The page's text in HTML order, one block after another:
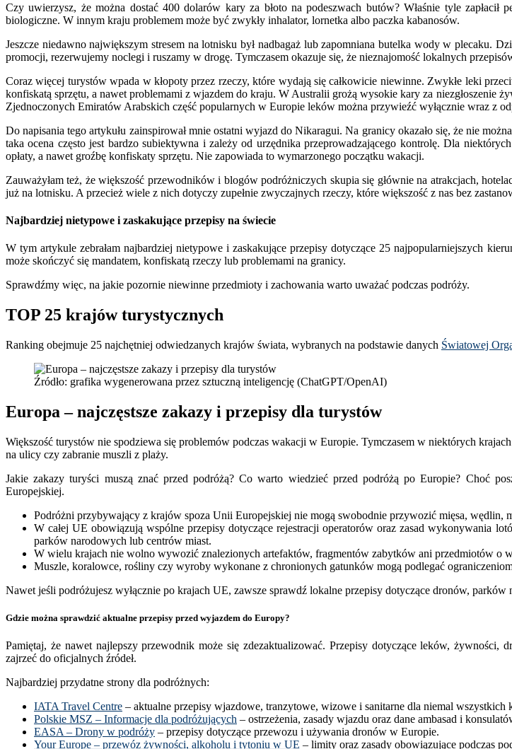
Czy uwierzysz, że można dostać 400 dolarów kary za błoto na podeszwach butów? Właśnie tyle
biologiczne. W innym kraju problemem może być zwykły inhalator, lornetka albo paczka kabanosów.
Jeszcze niedawno największym stresem na lotnisku był nadbagaż lub zapomniana butelka wody w plecaku.
promocji, rezerwujemy noclegi i ruszamy w drogę. Tymczasem okazuje się, że nieznajomość lokalnych
Coraz więcej turystów wpada w kłopoty przez rzeczy, które wydają się całkowicie niewinne. Zwykłe leki
konfiskatą sprzętu, a nawet problemami z wjazdem do kraju. W Australii grożą wysokie kary za
Zjednoczonych Emiratów Arabskich część popularnych w Europie leków można przywieźć wyłącznie wraz z
Do napisania tego artykułu zainspirował mnie ostatni wyjazd do Nikaragui. Na granicy okazało się, że nie
taka ocena często jest bardzo subiektywna i zależy od urzędnika przeprowadzającego kontrolę. Dla
opłaty, a nawet groźbę konfiskaty sprzętu. Nie zapowiada to wymarzonego początku wakacji.
Zauważyłam też, że większość przewodników i blogów podróżniczych skupia się głównie na atrakcjach,
już na lotnisku. A przecież wiele z nich dotyczy zupełnie zwyczajnych rzeczy, które większość z nas bez
Najbardziej nietypowe i zaskakujące przepisy na świecie
W tym artykule zebrałam najbardziej nietypowe i zaskakujące przepisy dotyczące 25 najpopularniejszych
może skończyć się mandatem, konfiskatą rzeczy lub problemami na granicy.
Sprawdźmy więc, na jakie pozornie niewinne przedmioty i zachowania warto uważać podczas podróży.
TOP 25 krajów turystycznych
Ranking obejmuje 25 najchętniej odwiedzanych krajów świata, wybranych na podstawie danych Światowej
Źródło: grafika wygenerowana przez sztuczną inteligencję (ChatGPT/OpenAI)
Europa – najczęstsze zakazy i przepisy dla turystów
Większość turystów nie spodziewa się problemów podczas wakacji w Europie. Tymczasem w niektórych
na ulicy czy zabranie muszli z plaży.
Jakie zakazy turyści muszą znać przed podróżą? Co warto wiedzieć przed podróżą po Europie? Choć
Europejskiej.
Podróżni przybywający z krajów spoza Unii Europejskiej nie mogą swobodnie przywozić mięsa, wędlin,
W całej UE obowiązują wspólne przepisy dotyczące rejestracji operatorów oraz zasad wykonywania
parków narodowych lub centrów miast.
W wielu krajach nie wolno wywozić znalezionych artefaktów, fragmentów zabytków ani przedmiotów o
Muszle, koralowce, rośliny czy wyroby wykonane z chronionych gatunków mogą podlegać
Nawet jeśli podróżujesz wyłącznie po krajach UE, zawsze sprawdź lokalne przepisy dotyczące dronów,
Gdzie można sprawdzić aktualne przepisy przed wyjazdem do Europy?
Pamiętaj, że nawet najlepszy przewodnik może się zdezaktualizować. Przepisy dotyczące leków,
zajrzeć do oficjalnych źródeł.
Najbardziej przydatne strony dla podróżnych:
IATA Travel Centre – aktualne przepisy wjazdowe, tranzytowe, wizowe i sanitarne dla niemal wszystkich
Polskie MSZ – Informacje dla podróżujących – ostrzeżenia, zasady wjazdu oraz dane ambasad i
EASA – Drony w podróży – przepisy dotyczące przewozu i używania dronów w Europie.
Your Europe – przewóz żywności, alkoholu i tytoniu w UE – limity oraz zasady obowiązujące podczas